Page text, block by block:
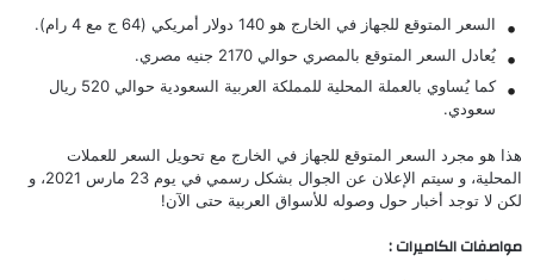
السعر المتوقع للجهاز في الخارج هو 140 دولار أمريكي (64 ج مع 4 رام).
يُعادل السعر المتوقع بالمصري حوالي 2170 جنيه مصري.
كما يُساوي بالعملة المحلية للمملكة العربية السعودية حوالي 520 ريال
سعودي.
هذا هو مجرد السعر المتوقع للجهاز في الخارج مع تحويل السعر للعملات
المحلية، و سيتم الإعلان عن الجوال بشكل رسمي في يوم 23 مارس 2021، و
لكن لا توجد أخبار حول وصوله للأسواق العربية حتى الآن!
مواصفات الكاميرات :